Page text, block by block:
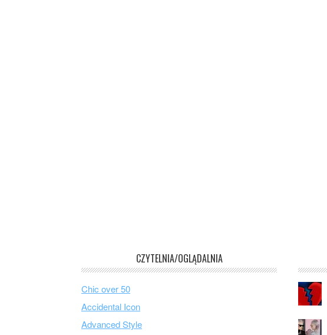
CZYTELNIA/OGLĄDALNIA
Chic over 50
Accidental Icon
Advanced Style